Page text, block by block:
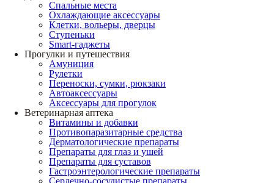
Спальные места
Охлаждающие аксессуары
Клетки, вольеры, дверцы
Ступеньки
Smart-гаджеты
Прогулки и путешествия
Амуниция
Рулетки
Переноски, сумки, рюкзаки
Автоаксессуары
Аксессуары для прогулок
Ветеринарная аптека
Витамины и добавки
Противопаразитарные средства
Дерматологические препараты
Препараты для глаз и ушей
Препараты для суставов
Гастроэнтерологические препараты
Сердечно-сосудистые препараты